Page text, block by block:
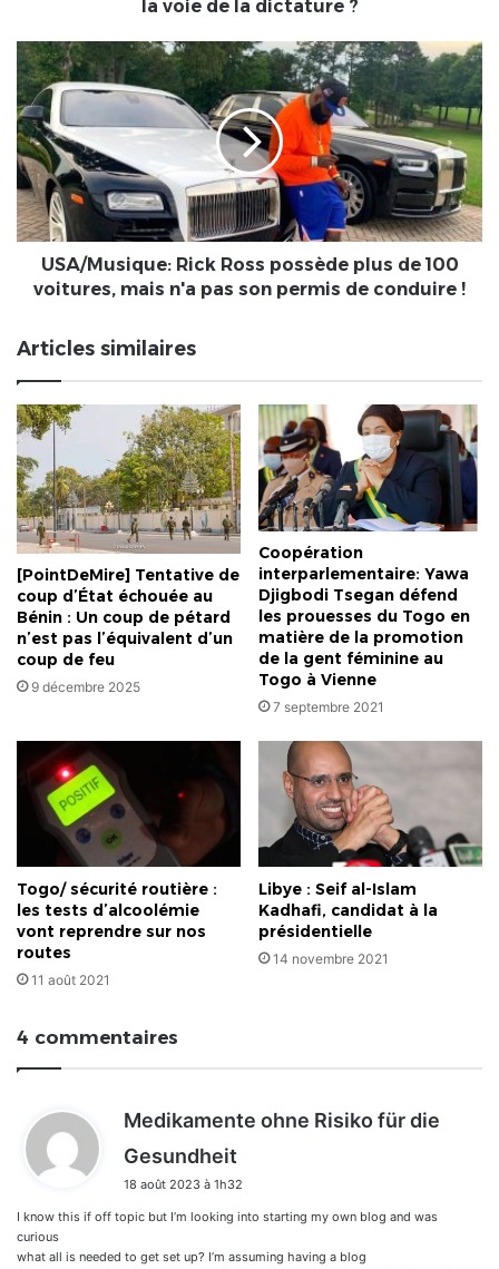
de
l'ordre.
Le
clergé
évangélique
sur
la
voie
de
dictature
la voie de la dictature ?
USA/Musique:
Rick
Ross
possède
plus
de
100
voitures,
mais
pas
de
conduire
!
USA/Musique: Rick Ross possède plus de 100
voitures, mais n'a pas son permis de conduire !
Articles similaires
[PointDeMire] Tentative de
coup d’État échouée au
Bénin : Un coup de pétard
n’est pas l’équivalent d’un
coup de feu
9 décembre 2025
Coopération
interparlementaire: Yawa
Djigbodi Tsegan défend
les prouesses du Togo en
matière de la promotion
de la gent féminine au
Togo à Vienne
7 septembre 2021
Togo/ sécurité routière :
les tests d’alcoolémie
vont reprendre sur nos
routes
11 août 2021
Libye : Seif al-Islam
Kadhafi, candidat à la
présidentielle
14 novembre 2021
4 commentaires
Medikamente ohne Risiko für die
Gesundheit
t
18 août 2023 à 1h32
I know this if off topic but I’m looking into starting my own blog and was
curious
what all is needed to get set up? I’m assuming having a blog